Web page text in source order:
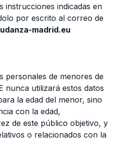
instrucciones indicadas en
por escrito al correo de
madrid.eu
personales de menores de
nunca utilizará estos datos
la edad del menor, sino
con la edad,
de este público objetivo, y
o relacionados con la